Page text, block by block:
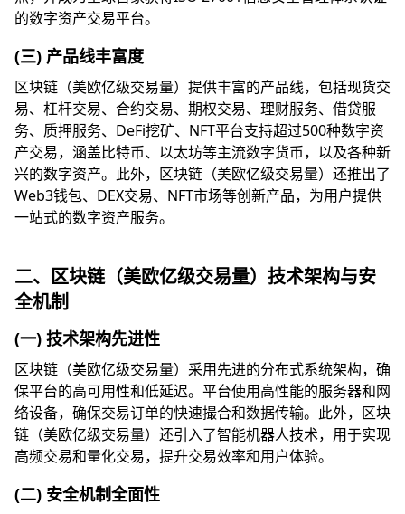
的数字资产交易平台。
(三) 产品线丰富度
区块链（美欧亿级交易量）提供丰富的产品线，包括现货交
易、杠杆交易、合约交易、期权交易、理财服务、借贷服
务、质押服务、DeFi挖矿、NFT平台支持超过500种数字资
产交易，涵盖比特币、以太坊等主流数字货币，以及各种新
兴的数字资产。此外，区块链（美欧亿级交易量）还推出了
Web3钱包、DEX交易、NFT市场等创新产品，为用户提供
一站式的数字资产服务。
二、区块链（美欧亿级交易量）技术架构与安
全机制
(一) 技术架构先进性
区块链（美欧亿级交易量）采用先进的分布式系统架构，确
保平台的高可用性和低延迟。平台使用高性能的服务器和网
络设备，确保交易订单的快速撮合和数据传输。此外，区块
链（美欧亿级交易量）还引入了智能机器人技术，用于实现
高频交易和量化交易，提升交易效率和用户体验。
(二) 安全机制全面性